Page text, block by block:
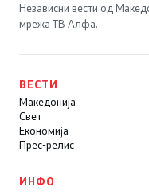
Независни вести од
мрежа ТВ Алфа.
ВЕСТИ
Македонија
Свет
Економија
Прес-релис
ИНФО